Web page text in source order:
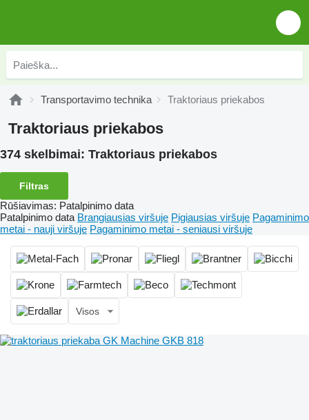
Transportavimo technika Traktoriaus priekabos
Traktoriaus priekabos
374 skelbimai: Traktoriaus priekabos
Filtras
Rūšiavimas: Patalpinimo data
Patalpinimo data Brangiausias viršuje Pigiausias viršuje Pagaminimo
metai - nauji viršuje Pagaminimo metai - seniausi viršuje
Visos